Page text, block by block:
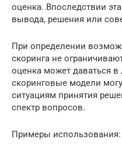
оценка. Впоследствии
вывода, решения или
При определении
скоринга не
оценка может даваться
скоринговые модели
ситуациям принятия
спектр вопросов.
Примеры использования: